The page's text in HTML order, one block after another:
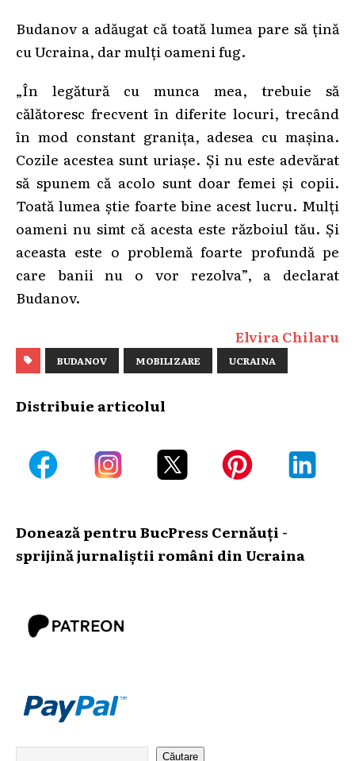
Budanov a adăugat că toată lumea pare să țină
cu Ucraina, dar mulți oameni fug.
„În legătură cu munca mea, trebuie să
călătoresc frecvent în diferite locuri, trecând
în mod constant granița, adesea cu mașina.
Cozile acestea sunt uriașe. Și nu este adevărat
să spunem că acolo sunt doar femei și copii.
Toată lumea știe foarte bine acest lucru. Mulți
oameni nu simt că acesta este războiul tău. Și
aceasta este o problemă foarte profundă pe
care banii nu o vor rezolva”, a declarat
Budanov.
Elvira Chilaru
BUDANOV MOBILIZARE UCRAINA
Distribuie articolul
Donează pentru BucPress Cernăuți -
sprijină jurnaliștii români din Ucraina
Căutare